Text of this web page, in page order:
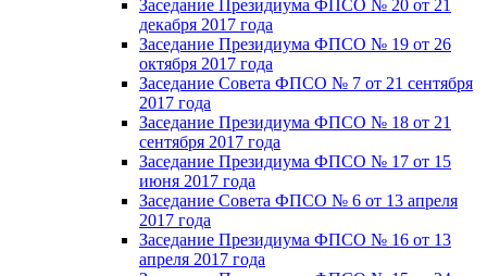
Заседание Президиума ФПСО № 20 от 21
декабря 2017 года
Заседание Президиума ФПСО № 19 от 26
октября 2017 года
Заседание Совета ФПСО № 7 от 21 сентября
2017 года
Заседание Президиума ФПСО № 18 от 21
сентября 2017 года
Заседание Президиума ФПСО № 17 от 15
июня 2017 года
Заседание Совета ФПСО № 6 от 13 апреля
2017 года
Заседание Президиума ФПСО № 16 от 13
апреля 2017 года